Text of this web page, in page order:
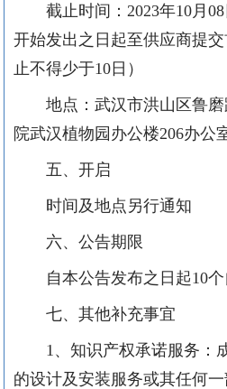
截止时间： 2023年10 月 08
开始发出之日起至供应商提
止不得少于10日）
地点： 武汉市洪山区鲁磨
院武汉植物园 办公楼206办公
五、开启
时间及地点另行通知
六、公告期限
自本公告发布之日起10
七、其他补充事宜
1 、知识产权承诺服务：
的设计及安装服务或其任何